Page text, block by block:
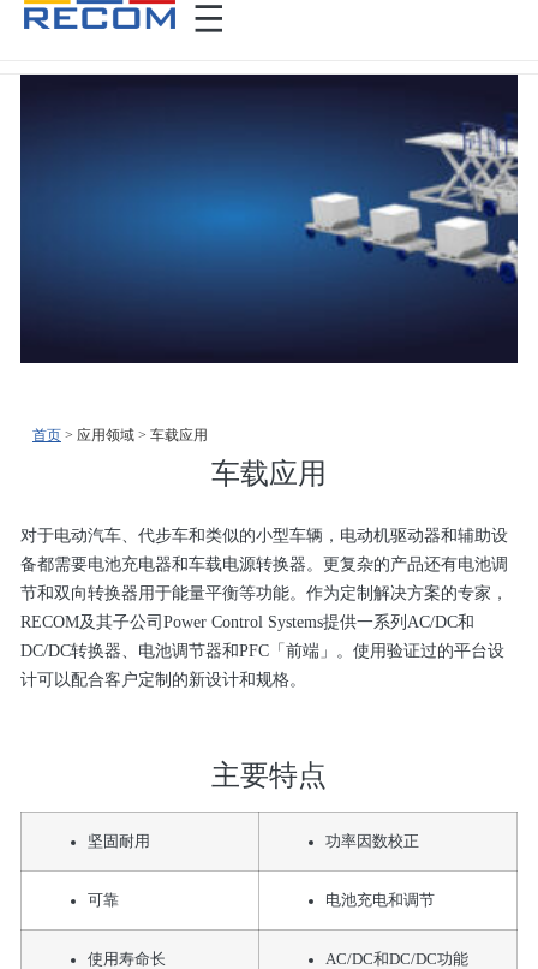
首页 > > 车载应用
车载应用
对于电动汽车、代步车和类似的小型车辆，电动机驱动器和辅助设
备都需要电池充电器和车载电源转换器。更复杂的产品还有电池调
节和双向转换器用于能量平衡等功能。作为定制解决方案的专家，
RECOM及其子公司Power Control Systems提供一系列AC/DC和
DC/DC转换器、电池调节器和PFC「前端」。使用验证过的平台设
计可以配合客户定制的新设计和规格。
主要特点
坚固耐用 功率因数校正
可靠 电池充电和调节
使用寿命长 AC/DC和DC/DC功能